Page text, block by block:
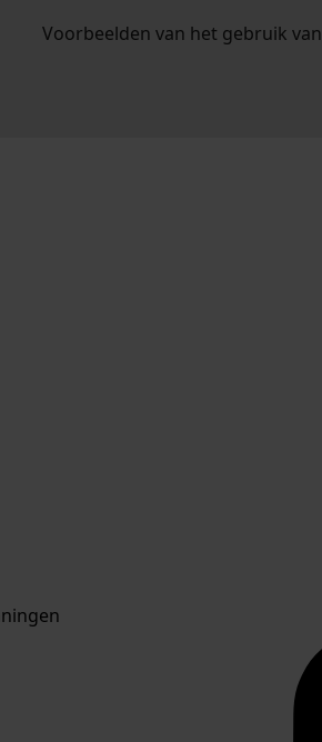
Voorbeelden van het gebruik